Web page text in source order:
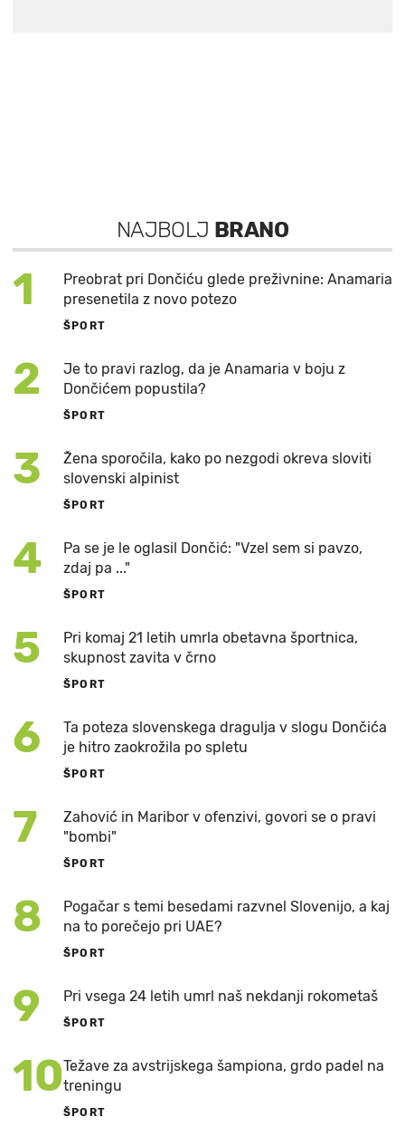
NAJBOLJ BRANO
1
Preobrat pri Dončiću glede preživnine: Anamaria
presenetila z novo potezo
ŠPORT
2
Je to pravi razlog, da je Anamaria v boju z
Dončićem popustila?
ŠPORT
3
Žena sporočila, kako po nezgodi okreva sloviti
slovenski alpinist
ŠPORT
4
Pa se je le oglasil Dončić: "Vzel sem si pavzo,
zdaj pa ..."
ŠPORT
5
Pri komaj 21 letih umrla obetavna športnica,
skupnost zavita v črno
ŠPORT
6
Ta poteza slovenskega dragulja v slogu Dončića
je hitro zaokrožila po spletu
ŠPORT
7
Zahović in Maribor v ofenzivi, govori se o pravi
"bombi"
ŠPORT
8
Pogačar s temi besedami razvnel Slovenijo, a kaj
na to porečejo pri UAE?
ŠPORT
9 Pri vsega 24 letih umrl naš nekdanji rokometaš
ŠPORT
10Težave za avstrijskega šampiona, grdo padel na
treningu
ŠPORT